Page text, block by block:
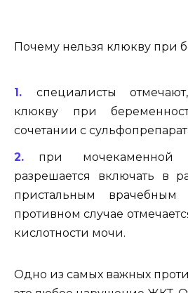
Почему нельзя клюкву при
специалисты
клюкву при
сочетании с
при мочекаменной
разрешается включать в
пристальным
противном случае
кислотности мочи.
Одно из самых важных